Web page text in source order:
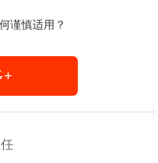
谨慎适用？
+